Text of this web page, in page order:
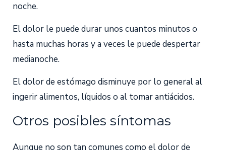
noche.
El dolor le puede durar unos cuantos minutos o
hasta muchas horas y a veces le puede despertar
medianoche.
El dolor de estómago disminuye por lo general al
ingerir alimentos, líquidos o al tomar antiácidos.
Otros posibles síntomas
Aunque no son tan comunes como el dolor de